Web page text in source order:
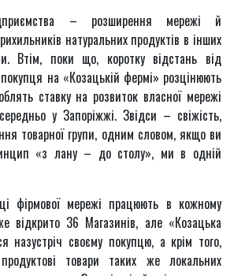
– розширення мережі й
натуральних продуктів в інших
Втім, поки що, коротку відстань від
на «Козацькій фермі» розцінюють
ставку на розвиток власної мережі
у Запоріжжі. Звідси – свіжість,
товарної групи, одним словом, якщо ви
«з лану – до столу», ми в одній
фірмової мережі працюють в кожному
відкрито 36 Магазинів, але «Козацька
назустріч своєму покупцю, а крім того,
товари таких же локальних